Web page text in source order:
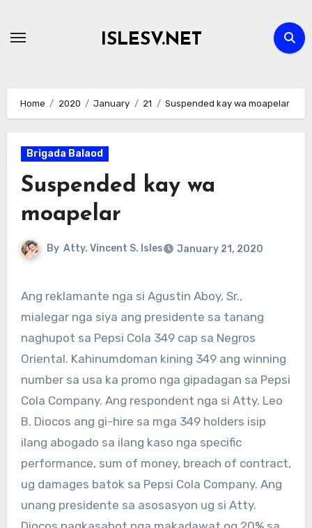
ISLESV.NET
Home 2020 January 21 Suspended kay wa moapelar
Brigada Balaod
Suspended kay wa
moapelar
By Atty. Vincent S. Isles January 21, 2020
Ang reklamante nga si Agustin Aboy, Sr.,
mialegar nga siya ang presidente sa tanang
naghupot sa Pepsi Cola 349 cap sa Negros
Oriental. Kahinumdoman kining 349 ang winning
number sa usa ka promo nga gipadagan sa Pepsi
Cola Company. Ang respondent nga si Atty. Leo
B. Diocos ang gi-hire sa mga 349 holders isip
ilang abogado sa ilang kaso nga specific
performance, sum of money, breach of contract,
ug damages batok sa Pepsi Cola Company. Ang
unang presidente sa asosasyon ug si Atty.